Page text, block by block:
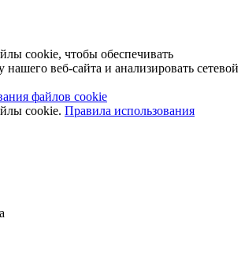
cookie, чтобы обеспечивать
веб-сайта и анализировать сетевой
файлов cookie
cookie. Правила использования